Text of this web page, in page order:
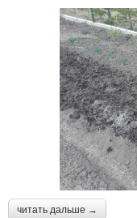
читать дальше →